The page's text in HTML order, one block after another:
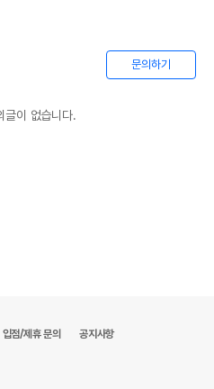
문의하기
글이 없습니다.
입점/제휴 문의 공지사항